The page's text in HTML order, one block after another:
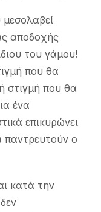
αποδοχής
του γάμου!
που θα
στιγμή που θα
ένα
επικυρώνει
ο
κατά την